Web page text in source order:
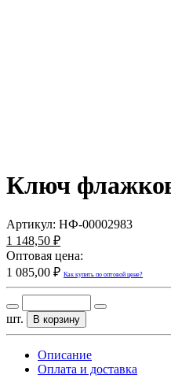
Ключ
Артикул: НФ-00002983
1 148,50 ₽
Оптовая цена:
1 085,00 ₽ Как купить по оптовой цене?
шт. В корзину
Описание
Оплата и доставка